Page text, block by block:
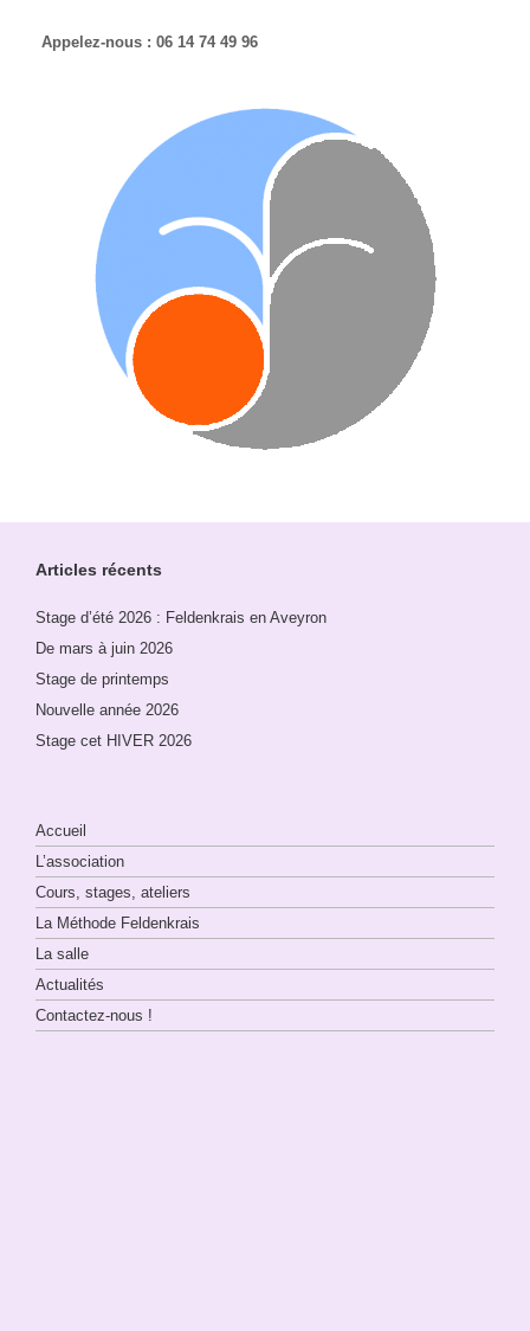
Appelez-nous : 06 14 74 49 96
Articles récents
Stage d’été 2026 : Feldenkrais en Aveyron
De mars à juin 2026
Stage de printemps
Nouvelle année 2026
Stage cet HIVER 2026
Accueil
L’association
Cours, stages, ateliers
La Méthode Feldenkrais
La salle
Actualités
Contactez-nous !